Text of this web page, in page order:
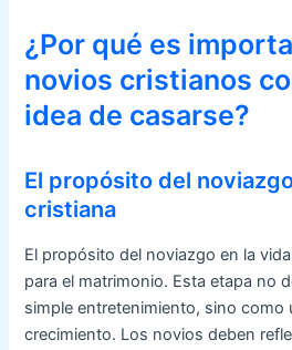
¿Por qué es
novios cristianos
idea de casarse?
El propósito del
cristiana
El propósito del noviazgo en la
para el matrimonio. Esta etapa no
simple entretenimiento, sino como
crecimiento. Los novios deben